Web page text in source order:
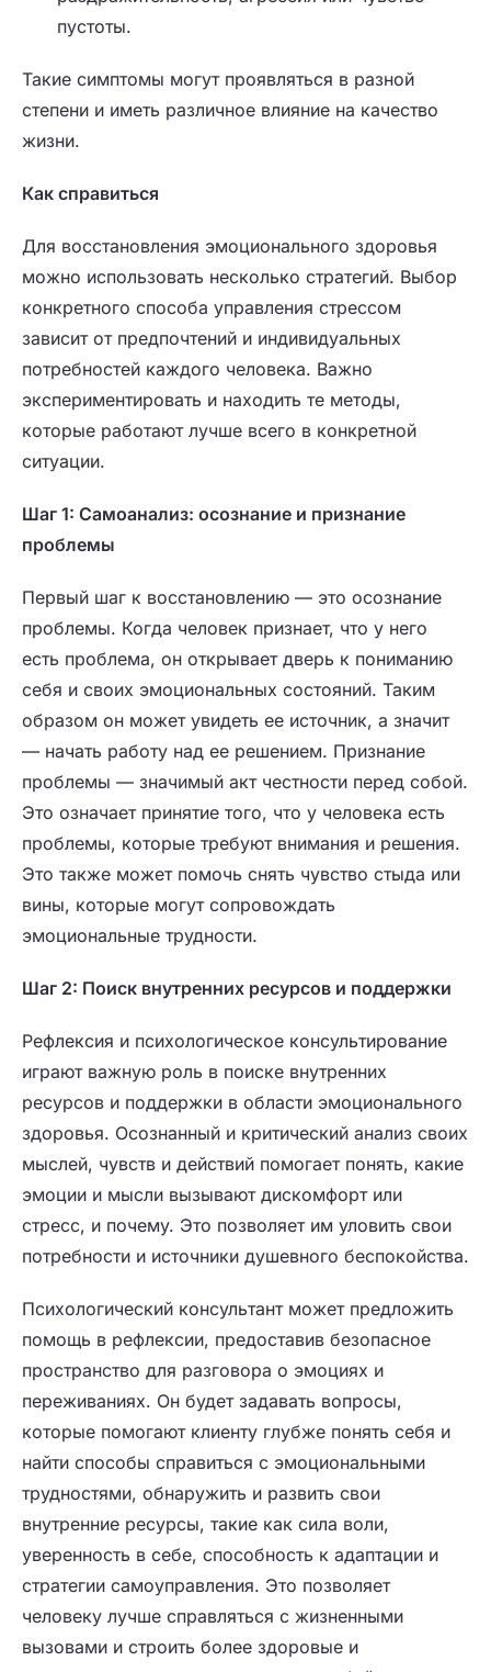
пустоты.
Такие симптомы могут проявляться в разной
степени и иметь различное влияние на качество
жизни.
Как справиться
Для восстановления эмоционального здоровья
можно использовать несколько стратегий. Выбор
конкретного способа управления стрессом
зависит от предпочтений и индивидуальных
потребностей каждого человека. Важно
экспериментировать и находить те методы,
которые работают лучше всего в конкретной
ситуации.
Шаг 1: Самоанализ: осознание и признание
проблемы
Первый шаг к восстановлению — это осознание
проблемы. Когда человек признает, что у него
есть проблема, он открывает дверь к пониманию
себя и своих эмоциональных состояний. Таким
образом он может увидеть ее источник, а значит
— начать работу над ее решением. Признание
проблемы — значимый акт честности перед собой.
Это означает принятие того, что у человека есть
проблемы, которые требуют внимания и решения.
Это также может помочь снять чувство стыда или
вины, которые могут сопровождать
эмоциональные трудности.
Шаг 2: Поиск внутренних ресурсов и поддержки
Рефлексия и психологическое консультирование
играют важную роль в поиске внутренних
ресурсов и поддержки в области эмоционального
здоровья. Осознанный и критический анализ своих
мыслей, чувств и действий помогает понять, какие
эмоции и мысли вызывают дискомфорт или
стресс, и почему. Это позволяет им уловить свои
потребности и источники душевного беспокойства.
Психологический консультант может предложить
помощь в рефлексии, предоставив безопасное
пространство для разговора о эмоциях и
переживаниях. Он будет задавать вопросы,
которые помогают клиенту глубже понять себя и
найти способы справиться с эмоциональными
трудностями, обнаружить и развить свои
внутренние ресурсы, такие как сила воли,
уверенность в себе, способность к адаптации и
стратегии самоуправления. Это позволяет
человеку лучше справляться с жизненными
вызовами и строить более здоровые и